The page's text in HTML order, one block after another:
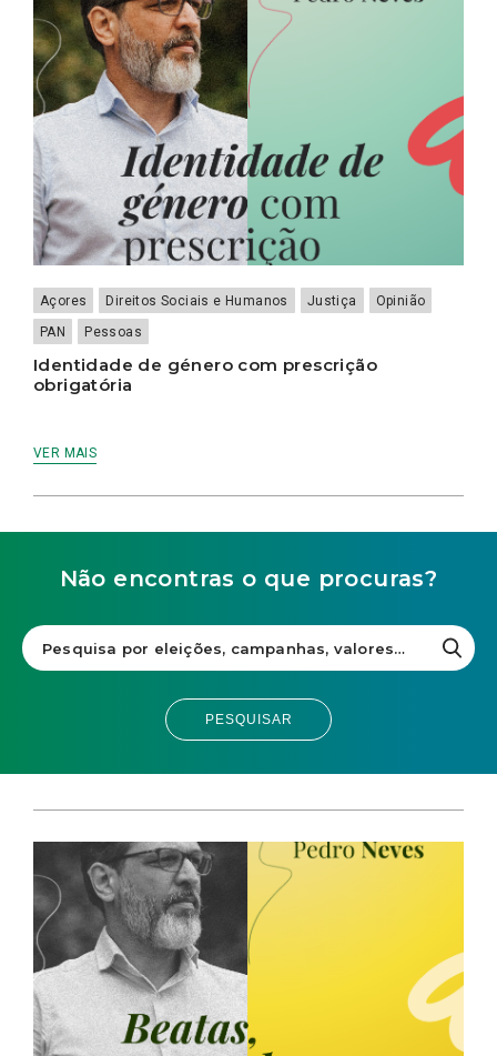
Açores Direitos Sociais e Humanos Justiça
Opinião
PAN
Pessoas
Identidade de género com prescrição
obrigatória
VER MAIS
Não encontras o que procuras?
PESQUISAR